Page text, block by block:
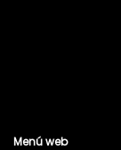
Menú web